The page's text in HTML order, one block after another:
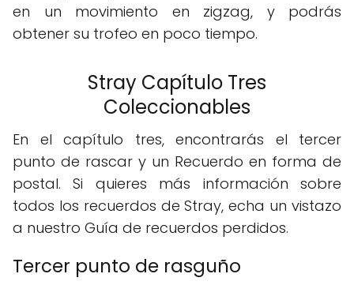
en un movimiento en zigzag, y podrás
obtener su trofeo en poco tiempo.
Stray Capítulo Tres
Coleccionables
En el capítulo tres, encontrarás el tercer
punto de rascar y un Recuerdo en forma de
postal. Si quieres más información sobre
todos los recuerdos de Stray, echa un vistazo
a nuestro Guía de recuerdos perdidos.
Tercer punto de rasguño